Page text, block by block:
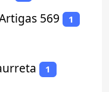
569 1
1